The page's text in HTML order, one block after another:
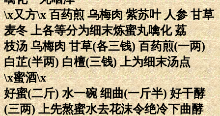
\x又方\x 百药煎 乌梅肉 紫苏叶 人参 甘草
麦冬 上各等分为细末炼蜜丸噙化 荔
枝汤 乌梅肉 甘草(各三钱) 百药煎(一两)
白芷(半两) 白檀(三钱) 上为细末汤点
\x蜜酒\x
好蜜(二斤) 水一碗 细曲(一斤半) 好干酵
(三两) 上先熬蜜水去花沫令绝冷下曲酵